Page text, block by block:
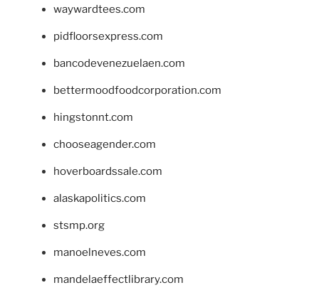
waywardtees.com
pidfloorsexpress.com
bancodevenezuelaen.com
bettermoodfoodcorporation.com
hingstonnt.com
chooseagender.com
hoverboardssale.com
alaskapolitics.com
stsmp.org
manoelneves.com
mandelaeffectlibrary.com